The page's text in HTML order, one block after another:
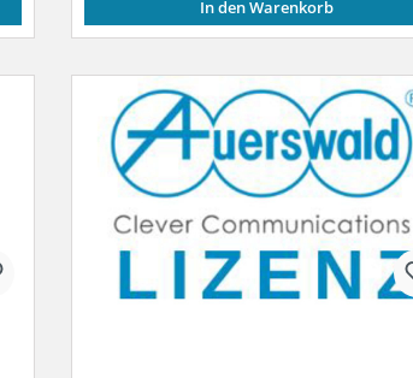
In den Warenkorb